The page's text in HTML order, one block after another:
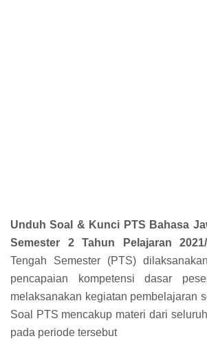
Unduh Soal & Kunci PTS Bahasa
Semester 2 Tahun Pelajaran 2021/
Tengah Semester (PTS)
pencapaian kompetensi dasar
melaksanakan kegiatan pembelajaran
Soal PTS mencakup materi dari
pada periode tersebut